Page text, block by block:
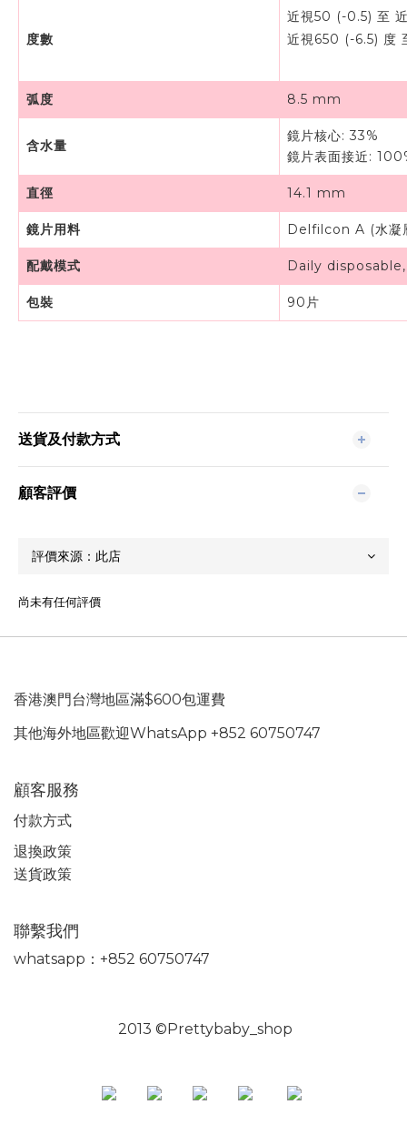
度數
近視50 (-0.5) 至
近視650 (-6.5) 度
弧度 8.5 mm
含水量
鏡片核心: 33%
鏡片表面接近:
直徑 14.1 mm
鏡片用料 Delfilcon A (水凝
配戴模式 Daily disposable,
包裝 90片
送貨及付款方式
顧客評價
尚未有任何評價
香港澳門台灣地區滿$600包運費
其他海外地區歡迎WhatsApp +852 60750747
顧客服務
付款方式
退換政策
送貨政策
聯繫我們
whatsapp：+852 60750747
2013 ©Prettybaby_shop